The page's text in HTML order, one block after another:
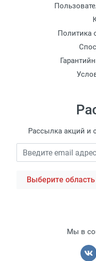
Политика
Рассылка акций и
Выберите
Мы в